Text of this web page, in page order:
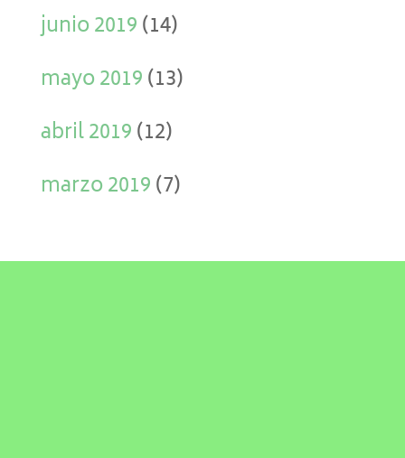
junio 2019(14)
mayo 2019(13)
abril 2019(12)
marzo 2019(7)